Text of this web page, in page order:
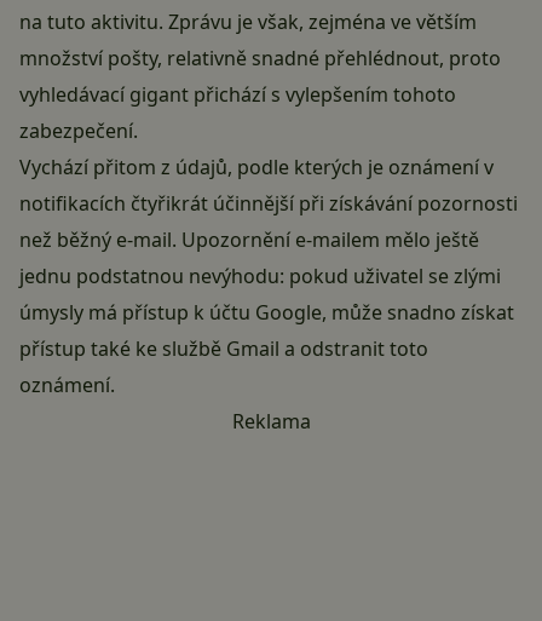
na tuto aktivitu. Zprávu je však, zejména ve větším
množství pošty, relativně snadné přehlédnout, proto
vyhledávací gigant přichází s vylepšením tohoto
zabezpečení.
Vychází přitom z údajů, podle kterých je oznámení v
notifikacích čtyřikrát účinnější při získávání pozornosti
než běžný e-mail. Upozornění e-mailem mělo ještě
jednu podstatnou nevýhodu: pokud uživatel se zlými
úmysly má přístup k účtu Google, může snadno získat
přístup také ke službě Gmail a odstranit toto
oznámení.
Reklama